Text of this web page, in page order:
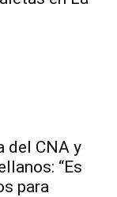
del CNA y
“Es
para